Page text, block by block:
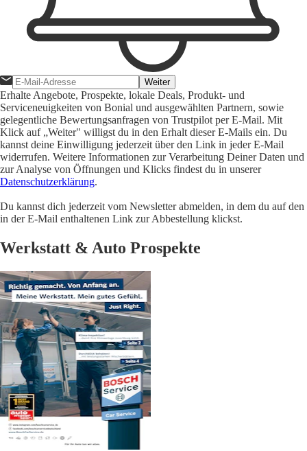
Weiter
Erhalte Angebote, Prospekte, lokale Deals, Produkt- und
Serviceneuigkeiten von Bonial und ausgewählten Partnern, sowie
gelegentliche Bewertungsanfragen von Trustpilot per E-Mail. Mit
Klick auf „Weiter" willigst du in den Erhalt dieser E-Mails ein. Du
kannst deine Einwilligung jederzeit über den Link in jeder E-Mail
widerrufen. Weitere Informationen zur Verarbeitung Deiner Daten und
zur Analyse von Öffnungen und Klicks findest du in unserer
Datenschutzerklärung.
Du kannst dich jederzeit vom Newsletter abmelden, in dem du auf den
in der E-Mail enthaltenen Link zur Abbestellung klickst.
Werkstatt & Auto Prospekte